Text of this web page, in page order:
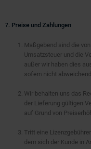
7. Preise und Zahlungen
Maßgebend sind die
Umsatzsteuer und die
außer wir haben dies
sofern nicht
Wir behalten uns das
der Lieferung gültigen
auf Grund von
Tritt eine
dem sich der Kunde in